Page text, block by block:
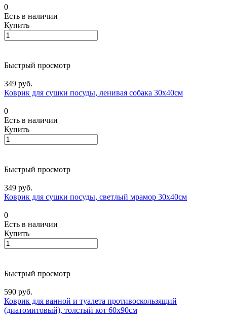
0
Есть в наличии
Купить
Быстрый просмотр
349 руб.
Коврик для сушки посуды, ленивая собака 30х40см
0
Есть в наличии
Купить
Быстрый просмотр
349 руб.
Коврик для сушки посуды, светлый мрамор 30х40см
0
Есть в наличии
Купить
Быстрый просмотр
590 руб.
Коврик для ванной и туалета противоскользящий
(диатомитовый), толстый кот 60х90см